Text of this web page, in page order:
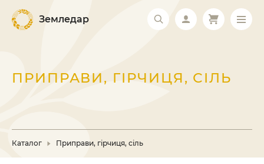
Земледар
ПРИПРАВИ, ГІРЧИЦЯ, СІЛЬ
Каталог Приправи, гірчиця, сіль